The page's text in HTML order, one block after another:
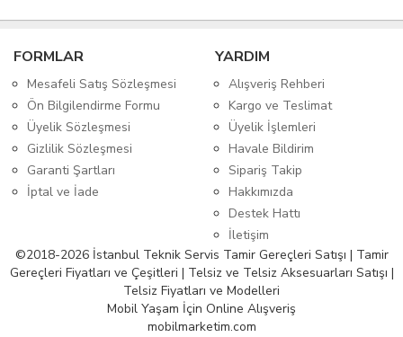
FORMLAR
Mesafeli Satış Sözleşmesi
Ön Bilgilendirme Formu
Üyelik Sözleşmesi
Gizlilik Sözleşmesi
Garanti Şartları
İptal ve İade
YARDIM
Alışveriş Rehberi
Kargo ve Teslimat
Üyelik İşlemleri
Havale Bildirim
Sipariş Takip
Hakkımızda
Destek Hattı
İletişim
©2018-2026 İstanbul Teknik Servis Tamir Gereçleri Satışı | Tamir
Gereçleri Fiyatları ve Çeşitleri | Telsiz ve Telsiz Aksesuarları Satışı |
Telsiz Fiyatları ve Modelleri
Mobil Yaşam İçin Online Alışveriş
mobilmarketim.com